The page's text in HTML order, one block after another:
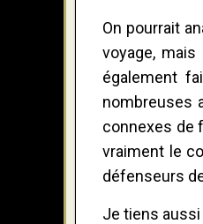
On pourrait
voyage,
également
nombreuses
connexes de
vraiment le
défenseurs
Je tiens aussi